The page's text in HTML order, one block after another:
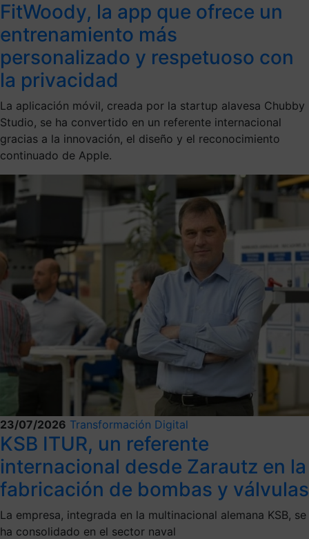
FitWoody, la app que ofrece un
entrenamiento más
personalizado y respetuoso con
la privacidad
La aplicación móvil, creada por la startup alavesa Chubby
Studio, se ha convertido en un referente internacional
gracias a la innovación, el diseño y el reconocimiento
continuado de Apple.
23/07/2026 Transformación Digital
KSB ITUR, un referente
internacional desde Zarautz en la
fabricación de bombas y válvulas
La empresa, integrada en la multinacional alemana KSB, se
ha consolidado en el sector naval